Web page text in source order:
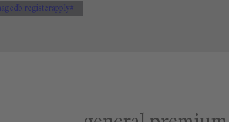
#general.premium.imagedb.registerapply